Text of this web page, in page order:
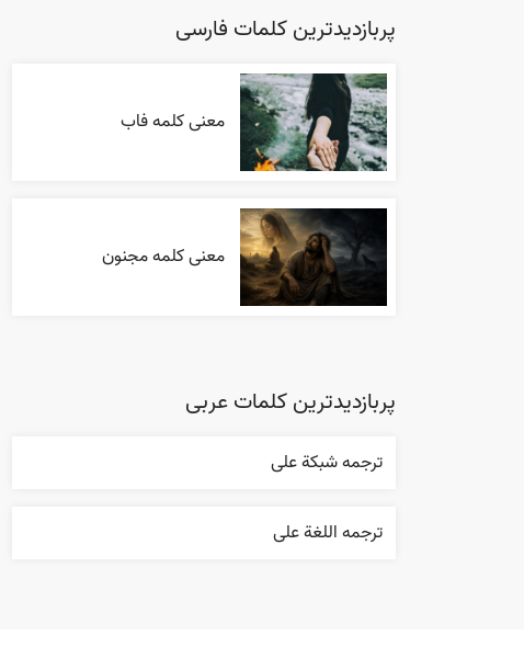
پربازدیدترین کلمات فارسی
معنی کلمه فاب
معنی کلمه مجنون
پربازدیدترین کلمات عربی
ترجمه شبکة علی
ترجمه اللغة علی